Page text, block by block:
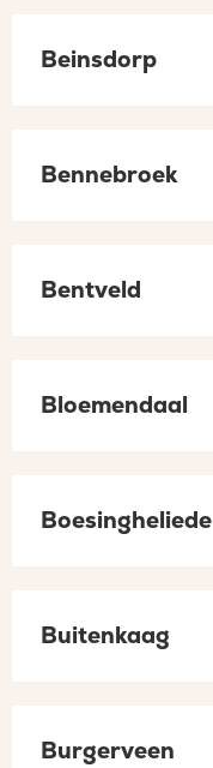
Beinsdorp
Bennebroek
Bentveld
Bloemendaal
Boesingheliede
Buitenkaag
Burgerveen